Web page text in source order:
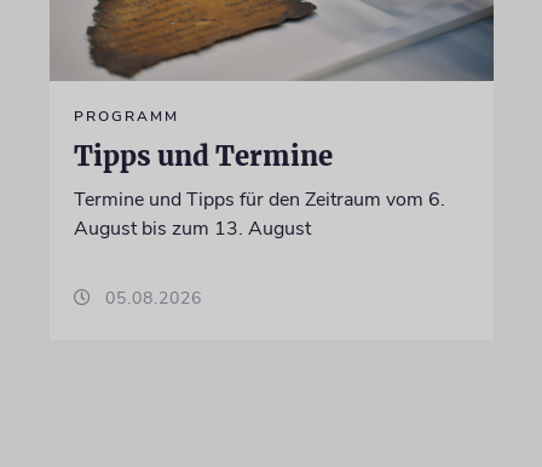
PROGRAMM
Tipps und Termine
Termine und Tipps für den Zeitraum vom 6.
August bis zum 13. August
05.08.2026